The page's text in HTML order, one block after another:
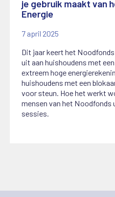
je gebruik maakt van
Energie
7 april 2025
Dit jaar keert het
uit aan huishoudens met
extreem hoge
huishoudens met een
voor steun. Hoe het werkt
mensen van het Noodfonds
sessies.